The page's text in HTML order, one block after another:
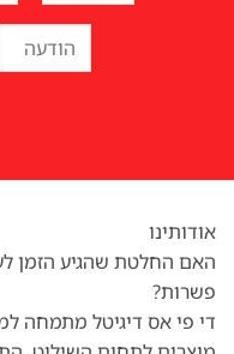
אודותינו
האם החלטת שהגיע הזמן
פשרות?